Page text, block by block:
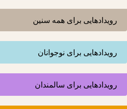
رویدادهایی برای همه سنین
رویدادهایی برای نوجوانان
رویدادهایی برای سالمندان